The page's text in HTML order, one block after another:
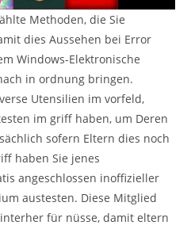
Methoden, die Sie
dies Aussehen bei Error
Windows-Elektronische
in ordnung bringen.
Utensilien im vorfeld,
im griff haben, um Deren
sofern Eltern dies noch
haben Sie jenes
angeschlossen inoffizieller
austesten. Diese Mitglied
für nüsse, damit eltern